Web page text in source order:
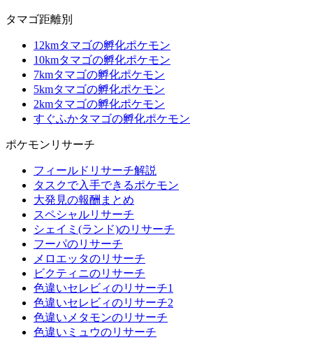
タマゴ距離別
12kmタマゴの孵化ポケモン
10kmタマゴの孵化ポケモン
7kmタマゴの孵化ポケモン
5kmタマゴの孵化ポケモン
2kmタマゴの孵化ポケモン
すぐふかタマゴの孵化ポケモン
ポケモンリサーチ
フィールドリサーチ解説
タスクで入手できるポケモン
大発見の報酬まとめ
スペシャルリサーチ
シェイミ(ランド)のリサーチ
フーパのリサーチ
メロエッタのリサーチ
ビクティニのリサーチ
色違いセレビィのリサーチ1
色違いセレビィのリサーチ2
色違いメタモンのリサーチ
色違いミュウのリサーチ